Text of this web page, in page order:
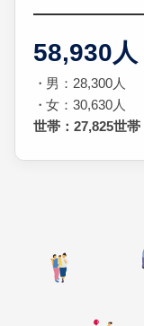
58,930人
男：28,300人
女：30,630人
世帯：27,825世帯